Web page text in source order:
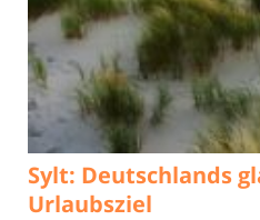
Sylt: Deutschlands
Urlaubsziel